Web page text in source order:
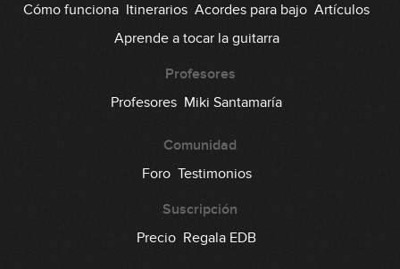
Cómo funciona Itinerarios Acordes para bajo Artículos
Aprende a tocar la guitarra
Profesores
Profesores Miki Santamaría
Comunidad
Foro Testimonios
Suscripción
Precio Regala EDB